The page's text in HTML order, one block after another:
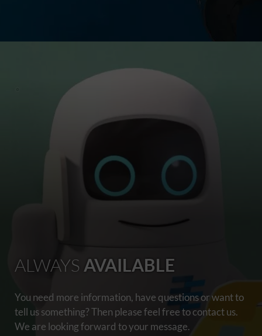
ALWAYS AVAILABLE
You need more information, have questions or want to
tell us something? Then please feel free to contact us.
We are looking forward to your message.